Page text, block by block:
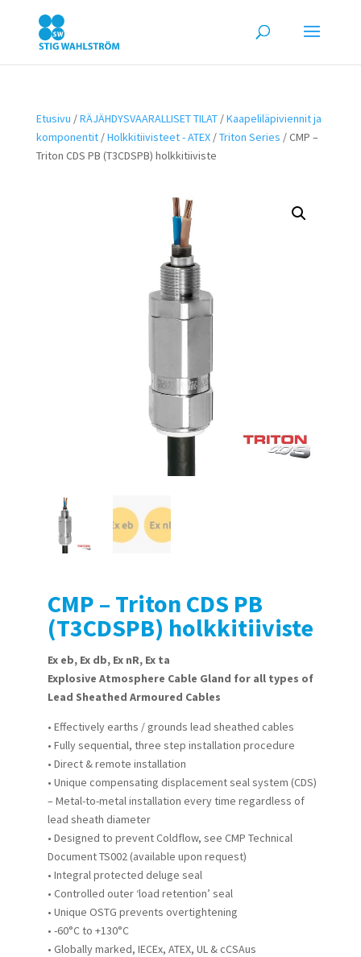
Etusivu /RÄJÄHDYSVAARALLISET TILAT/Kaapeliläpiviennit ja
komponentit/Holkkitiivisteet - ATEX/Triton Series / CMP –
Triton CDS PB (T3CDSPB) holkkitiiviste
CMP – Triton CDS PB
(T3CDSPB) holkkitiiviste
Ex eb, Ex db, Ex nR, Ex ta
Explosive Atmosphere Cable Gland for all types of
Lead Sheathed Armoured Cables
• Effectively earths / grounds lead sheathed cables
• Fully sequential, three step installation procedure
• Direct & remote installation
• Unique compensating displacement seal system (CDS)
– Metal-to-metal installation every time regardless of
lead sheath diameter
• Designed to prevent Coldflow, see CMP Technical
Document TS002 (available upon request)
• Integral protected deluge seal
• Controlled outer ‘load retention’ seal
• Unique OSTG prevents overtightening
• -60°C to +130°C
• Globally marked, IECEx, ATEX, UL & cCSAus